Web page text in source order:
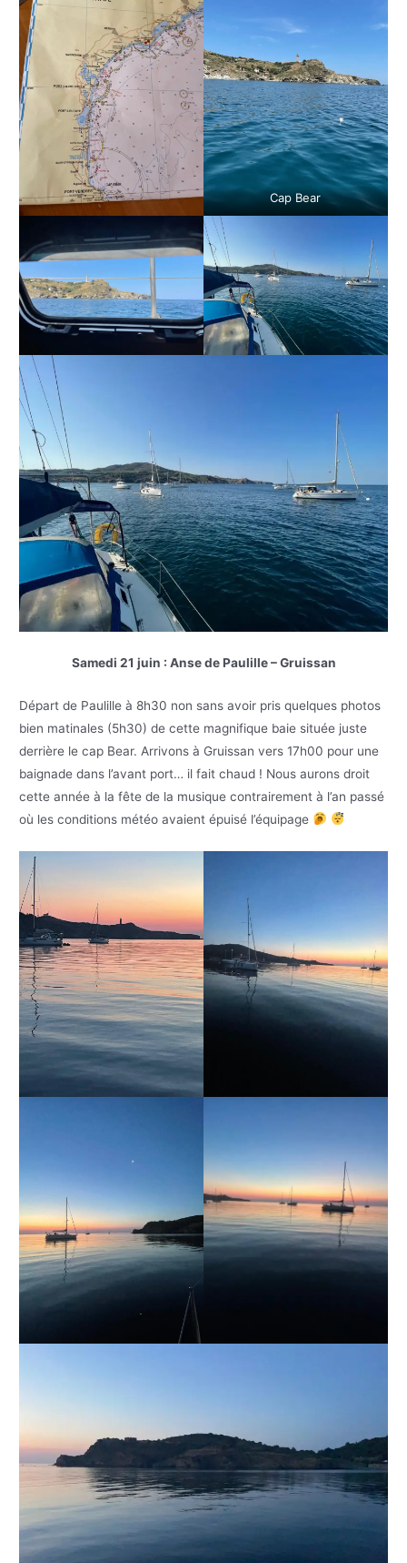
Cap Bear
Samedi 21 juin : Anse de Paulille – Gruissan
Départ de Paulille à 8h30 non sans avoir pris quelques photos
bien matinales (5h30) de cette magnifique baie située juste
derrière le cap Bear. Arrivons à Gruissan vers 17h00 pour une
baignade dans l’avant port… il fait chaud ! Nous aurons droit
cette année à la fête de la musique contrairement à l’an passé
où les conditions météo avaient épuisé l’équipage